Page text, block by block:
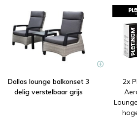
Dallas lounge balkonset 3
delig verstelbaar grijs
2x